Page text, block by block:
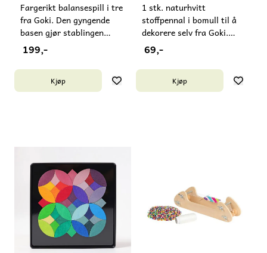
Fargerikt balansespill i tre
fra Goki. Den gyngende
basen gjør stablingen
ekstra utfordrende! Passer
fra 5 år. Inneholder små
deler - må ikke gis til barn
under 3 år. Laget i Kina.
199,-
Kjøp
1 stk. naturhvitt
stoffpennal i bomull til å
dekorere selv fra Goki.
OBS: tekstiltusjer/farger
følger ikke med.
Glidelåsfarge varierer og
kan avvike fra bildet. Laget
i Kina.
69,-
Kjøp